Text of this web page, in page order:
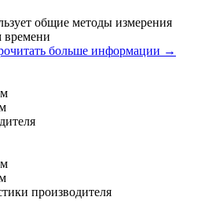
общие методы измерения
времени
больше информации →
производителя